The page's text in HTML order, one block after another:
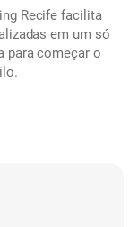
Recife facilita
em um só
para começar o